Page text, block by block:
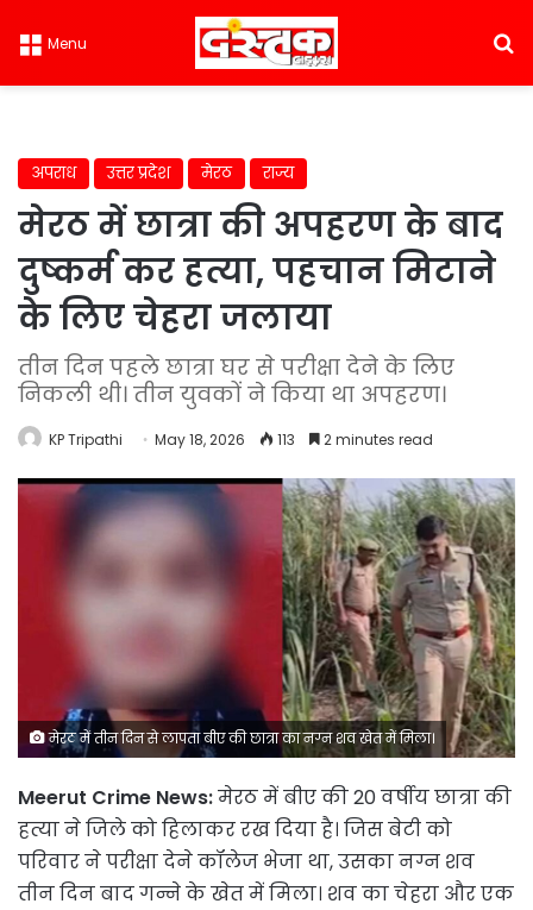
Menu
अपराध उत्तर प्रदेश मेरठ राज्य
मेरठ में छात्रा की अपहरण के बाद
दुष्कर्म कर हत्या, पहचान मिटाने
के लिए चेहरा जलाया
तीन दिन पहले छात्रा घर से परीक्षा देने के लिए
निकली थी। तीन युवकों ने किया था अपहरण।
KP Tripathi May 18, 2026 113 2 minutes read
मेरठ में तीन दिन से लापता बीए की छात्रा का नग्न शव खेत में मिला।
Meerut Crime News:मेरठ में बीए की 20 वर्षीय छात्रा की
हत्या ने जिले को हिलाकर रख दिया है। जिस बेटी को
परिवार ने परीक्षा देने कॉलेज भेजा था, उसका नग्न शव
तीन दिन बाद गन्ने के खेत में मिला। शव का चेहरा और एक